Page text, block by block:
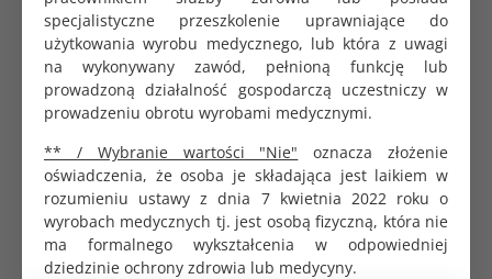
specjalistyczne przeszkolenie uprawniające do
użytkowania wyrobu medycznego, lub która z uwagi
na wykonywany zawód, pełnioną funkcję lub
prowadzoną działalność gospodarczą uczestniczy w
prowadzeniu obrotu wyrobami medycznymi.
** / Wybranie wartości "Nie" oznacza złożenie
oświadczenia, że osoba je składająca jest laikiem w
rozumieniu ustawy z dnia 7 kwietnia 2022 roku o
wyrobach medycznych tj. jest osobą fizyczną, która nie
ma formalnego wykształcenia w odpowiedniej
dziedzinie ochrony zdrowia lub medycyny.
wchłania
Stosowanie
Pielęgnacja skóry rąk
Niewielką ilość emulsji wmasować w skórę dłoni.
Nakładać po zakończeniu dnia pracy i przed
każdą dłuższą przerwą w czynnościach
higienicznych i medycznych.
W celu skutecznej pielęgnacji emulsję należy
stosować regularnie.